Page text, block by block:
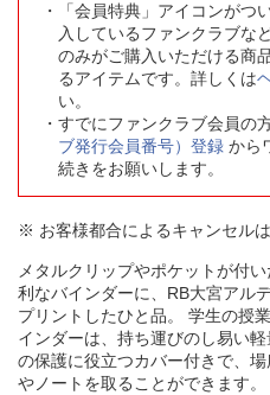
「会員特典」アイコンがつ
入しているファンクラブな
のみがご購入いただける商
るアイテムです。詳しくは
い。
すでにファンクラブ会員の方
ブ発行会員番号）登録 から
続きをお願いします。
※ お客様都合によるキャンセルは
メタルクリップやポケットが付
利なバインダーに、RB大宮アル
プリントしたひと品。 学生の授
インダーは、持ち運びのし易い
の保護に役立つカバー付きで、
やノートを取ることができます。